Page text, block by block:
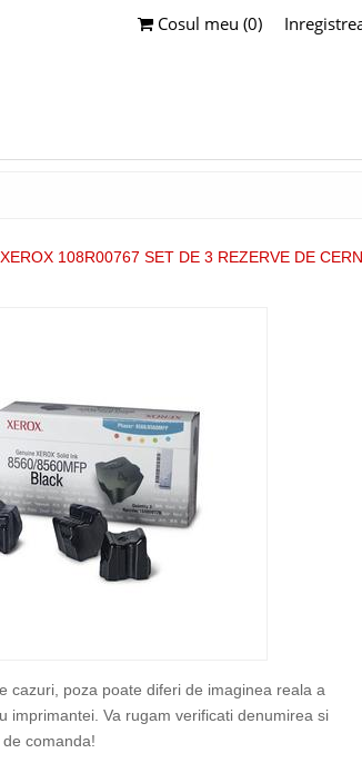
Cosul meu (0)
XEROX 108R00767 SET DE 3 REZERVE DE
cazuri, poza poate diferi de imaginea reala a
imprimantei. Va rugam verificati denumirea si
comanda!